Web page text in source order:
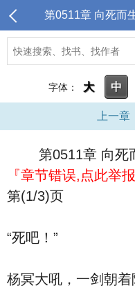
第0511章 向死而
字体： 大 中
上一章
第0511章 向死而
『章节错误,点此举报
第(1/3)页
“死吧！”
杨冥大吼，一剑朝着